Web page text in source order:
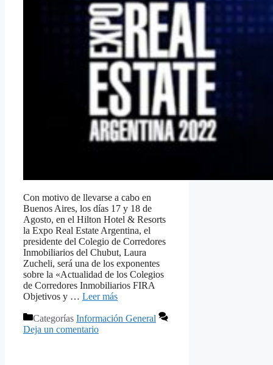
Con motivo de llevarse a cabo en
Buenos Aires, los días 17 y 18 de
Agosto, en el Hilton Hotel & Resorts
la Expo Real Estate Argentina, el
presidente del Colegio de Corredores
Inmobiliarios del Chubut, Laura
Zucheli, será una de los exponentes
sobre la «Actualidad de los Colegios
de Corredores Inmobiliarios FIRA
Objetivos y … Leer más
Categorías Información General
Deja un comentario